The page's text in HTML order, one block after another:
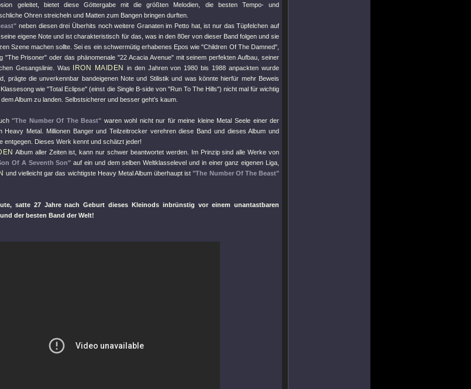
geleitet, bietet diese Göttergabe mit die größten Melodien, die besten Tempo- und
Ohren streicheln und Matten zum Bangen bringen durften.
neben diesen drei Überhits noch weitere Granaten im Petto hat, ist nur das Tüpfelchen auf
eigene Note und ist charakteristisch für das, was in den 80er von dieser Band folgen und sie
Szene machen sollte. Sei es ein schwermütig erhabenes Epos wie"Children Of The Damned"
"The Prisoner" oder das phänomenale "22 Acacia Avenue"mit seinem perfekten Aufbau, seiner
Gesangslinie. Was
IRON MAIDEN
in den Jahren von 1980 bis 1988 anpackten wurde
prägte die unverkennbar bandeigenen Note und Stilistik und was könnte hierfür mehr Beweis
Klassesong wie"Total Eclipse" (einst die Single B-side von "Run To The Hills") nicht mal für wichtig
Album zu landen. Selbstsicherer und besser geht’s kaum.
"The Number Of The Beast" waren wohl nicht nur für meine kleine Metal Seele einer der
Metal. Millionen Banger und Teilzeitrocker verehren diese Band und dieses Album und
entgegen. Dieses Werk kennt und schätzt jeder!
Album aller Zeiten ist, kann nur schwer beantwortet werden. Im Prinzip sind alle Werke von
Of A Seventh Son" auf ein und dem selben Weltklasselevel und in einer ganz eigenen Liga,
und vielleicht gar das wichtigste Heavy Metal Album überhaupt ist"The Number Of The Beast"
satte 27 Jahre nach Geburt dieses Kleinods inbrünstig vor einem unantastbaren
der besten Band der Welt!